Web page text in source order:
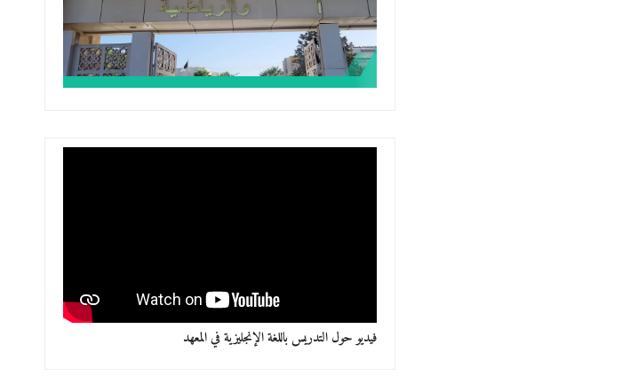
فيديو حول التدريس باللغة الإنجليزية في المعهد